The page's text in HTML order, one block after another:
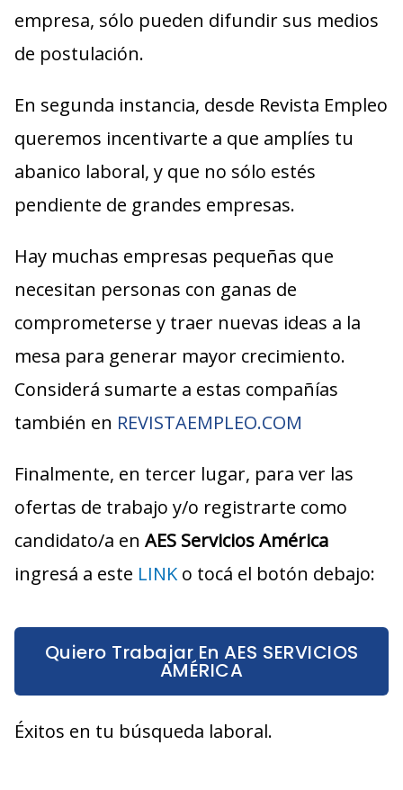
empresa, sólo pueden difundir sus medios
de postulación.
En segunda instancia, desde Revista Empleo
queremos incentivarte a que amplíes tu
abanico laboral, y que no sólo estés
pendiente de grandes empresas.
Hay muchas empresas pequeñas que
necesitan personas con ganas de
comprometerse y traer nuevas ideas a la
mesa para generar mayor crecimiento.
Considerá sumarte a estas compañías
también en REVISTAEMPLEO.COM
Finalmente, en tercer lugar, para ver las
ofertas de trabajo y/o registrarte como
candidato/a en AES Servicios América
ingresá a este LINK o tocá el botón debajo:
Quiero Trabajar En AES SERVICIOS
AMÉRICA
Éxitos en tu búsqueda laboral.